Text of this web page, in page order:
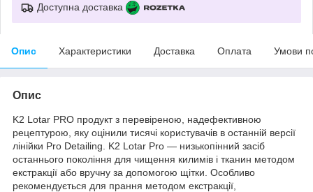
Доступна доставка
Опис Характеристики Доставка Оплата Умови
Опис
K2 Lotar PRO продукт з перевіреною, надефективною
рецептурою, яку оцінили тисячі користувачів в останній версії
лінійки Pro Detailing. K2 Lotar Pro — низькопінний засіб
останнього покоління для чищення килимів і тканин методом
екстракції або вручну за допомогою щітки. Особливо
рекомендується для прання методом екстракції,